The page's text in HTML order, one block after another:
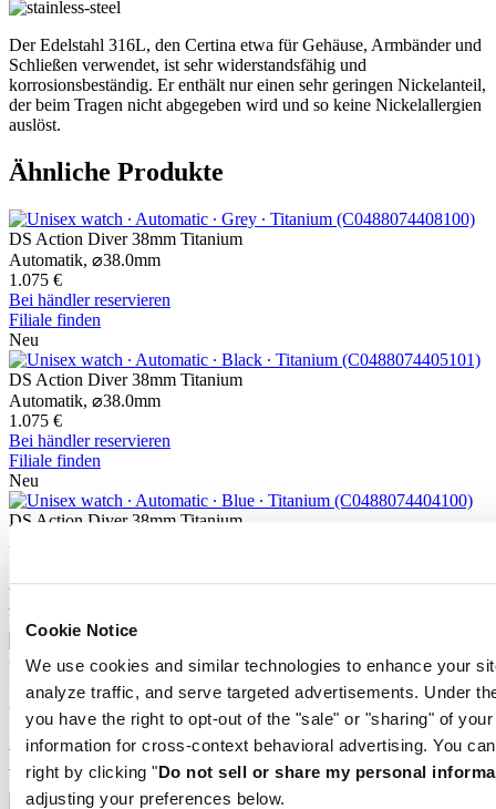
Cookie Notice
We use cookies and similar technologies to enhance your
analyze traffic, and serve targeted advertisements. Under
you have the right to opt-out of the "sale" or "sharing" of
information for cross-context behavioral advertising. You
right by clicking "Do not sell or share my personal
adjusting your preferences below.
Der Edelstahl 316L, den Certina etwa für Gehäuse, Armbänder und
Schließen verwendet, ist sehr widerstandsfähig und
korrosionsbeständig. Er enthält nur einen sehr geringen Nickelanteil,
der beim Tragen nicht abgegeben wird und so keine Nickelallergien
auslöst.
Ähnliche Produkte
DS Action Diver 38mm Titanium
Automatik, ⌀38.0mm
1.075 €
Bei händler reservieren
Filiale finden
Neu
DS Action Diver 38mm Titanium
Automatik, ⌀38.0mm
1.075 €
Bei händler reservieren
Filiale finden
Neu
DS Action Diver 38mm Titanium
Bei händler reservieren
Filiale finden
Neu
DS Action GMT Powermatic 80
Automatik, ⌀41.0mm
1.190 €
Bei händler reservieren
Filiale finden
Neu